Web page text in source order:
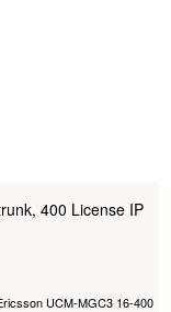
400 License IP
UCM-MGC3 16-400